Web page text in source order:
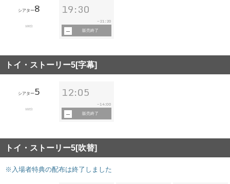
シアター8
100分
19:30
~ 21:20
販売終了
トイ・ストーリー5[字幕]
シアター5
102分
12:05
~14:00
販売終了
トイ・ストーリー5[吹替]
※入場者特典の配布は終了しました